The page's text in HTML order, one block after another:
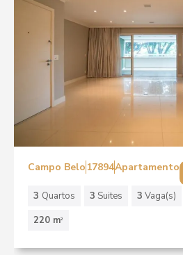
Campo Belo 17894Apartamento
3 Quartos 3 Suites 3 Vaga(s)
220 m2